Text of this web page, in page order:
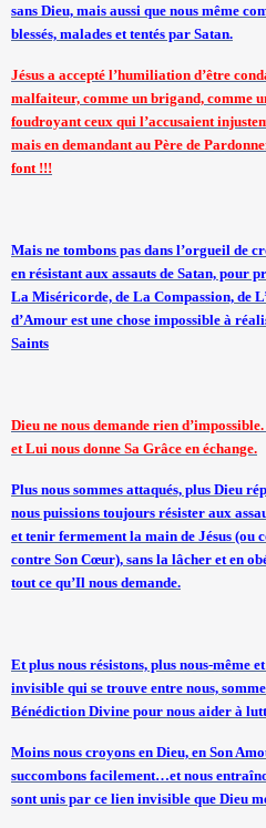
sans Dieu, mais aussi que nous même
blessés, malades et tentés par Satan.
Jésus a accepté l’humiliation d’être
malfaiteur, comme un brigand, comme
foudroyant ceux qui l’accusaient
mais en demandant au Père de
font !!!
Mais ne tombons pas dans l’orgueil de
en résistant aux assauts de Satan, pour
La Miséricorde, de La Compassion, de
d’Amour est une chose impossible à
Saints
Dieu ne nous demande rien
et Lui nous donne Sa Grâce en échange.
Plus nous sommes attaqués, plus Dieu
nous puissions toujours résister aux
et tenir fermement la main de Jésus (ou
contre Son Cœur), sans la lâcher et en
tout ce qu’Il nous demande.
Et plus nous résistons, plus nous-même
invisible qui se trouve entre nous,
Bénédiction Divine pour nous aider à
Moins nous croyons en Dieu, en Son
succombons facilement…et nous
sont unis par ce lien invisible que Dieu